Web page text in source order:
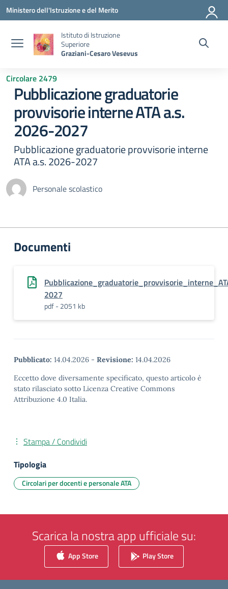
Vai ai contenuti
Vai al menu di navigazione
Vai al footer
Ministero dell'Istruzione e del Merito
Istituto di Istruzione
Superiore
Graziani-Cesaro Vesevus
Circolare 2479
Pubblicazione graduatorie
provvisorie interne ATA a.s.
2026-2027
Pubblicazione graduatorie provvisorie interne
ATA a.s. 2026-2027
Personale scolastico
Documenti
2027
pdf - 2051 kb
Pubblicato: 14.04.2026 - Revisione: 14.04.2026
Eccetto dove diversamente specificato, questo articolo è
stato rilasciato sotto Licenza Creative Commons
Attribuzione 4.0 Italia.
Stampa / Condividi
Tipologia
Circolari per docenti e personale ATA
Scarica la nostra app ufficiale su:
App Store Play Store